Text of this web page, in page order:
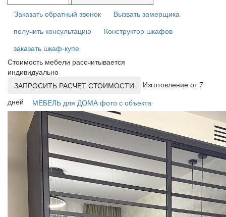
Заказать обратный звонок
Вызвать замерщика
получить консультацию
Конструктор шкафов
заказать шкаф-купе
Стоимость мебели рассчитывается
индивидуально
ЗАПРОСИТЬ РАСЧЕТ СТОИМОСТИ
Изготовление от 7
дней
МЕБЕЛЬ для ДОМА фото с объекта